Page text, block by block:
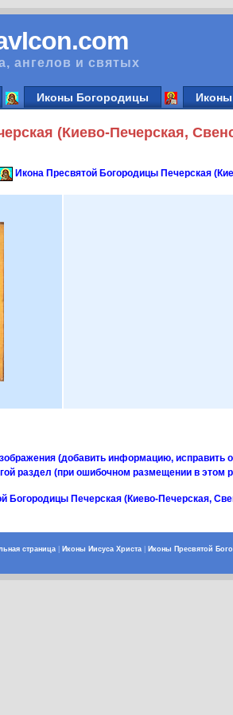
ангелов и святых
Иконы Богородицы
(Киево-Печерская,
Икона Пресвятой Богородицы Печерская
(добавить информацию, исправить
раздел (при ошибочном размещении в этом
Богородицы Печерская (Киево-Печерская,
страница Иконы Иисуса Христа Иконы Пресвятой